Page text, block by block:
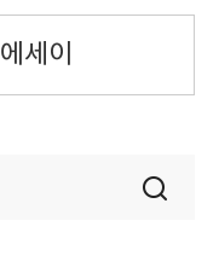
에세이